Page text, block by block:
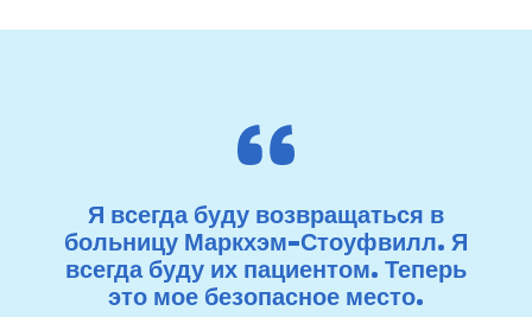
Я всегда буду возвращаться в
больницу Маркхэм-Стоуфвилл. Я
всегда буду их пациентом. Теперь
это мое безопасное место.